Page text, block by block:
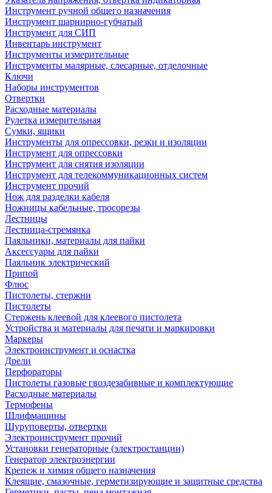
Инструмент ручной общего назначения
Инструмент шарнирно-губчатый
Инструмент для СИП
Инвентарь инструмент
Инструменты измерительные
Инструменты малярные, слесарные, отделочные
Ключи
Наборы инструментов
Отвертки
Расходные материалы
Рулетка измерительная
Сумки, ящики
Инструменты для опрессовки, резки и изоляции
Инструмент для опрессовки
Инструмент для снятия изоляции
Инструмент для телекоммуникационных систем
Инструмент прочий
Нож для разделки кабеля
Ножницы кабельные, тросорезы
Лестницы
Лестница-стремянка
Паяльники, материалы для пайки
Аксессуары для пайки
Паяльник электрический
Припой
Флюс
Пистолеты, стержни
Пистолеты
Стержень клеевой для клеевого пистолета
Устройства и материалы для печати и маркировки
Маркеры
Электроинструмент и оснастка
Дрели
Перфораторы
Пистолеты газовые гвоздезабивные и комплектующие
Расходные материалы
Термофены
Шлифмашины
Шуруповерты, отвертки
Электроинструмент прочий
Установки генераторные (электростанции)
Генератор электроэнергии
Крепеж и химия общего назначения
Клеящие, смазочные, герметизирующие и защитные средства